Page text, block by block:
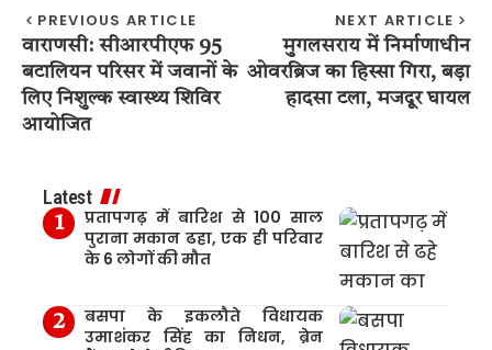
PREVIOUS ARTICLE
वाराणसी: सीआरपीएफ 95
बटालियन परिसर में जवानों के
लिए निशुल्क स्वास्थ्य शिविर
आयोजित
NEXT ARTICLE
मुगलसराय में निर्माणाधीन
ओवरब्रिज का हिस्सा गिरा, बड़ा
हादसा टला, मजदूर घायल
Latest
प्रतापगढ़ में बारिश से 100 साल
पुराना मकान ढहा, एक ही परिवार
के 6 लोगों की मौत
बसपा के इकलौते विधायक
उमाशंकर सिंह का निधन, ब्रेन